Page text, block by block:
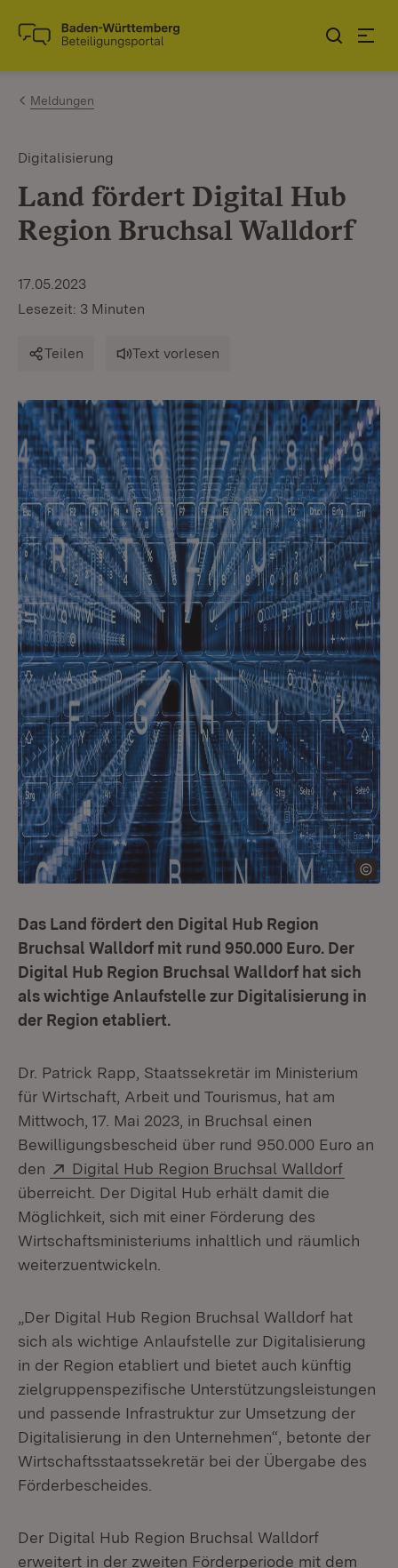
Zum Inhalt springen
Link zur Startseite
Meldungen
Digitalisierung
Land fördert Digital Hub
Region Bruchsal Walldorf
17.05.2023
Lesezeit: 3 Minuten
Teilen Text vorlesen
Das Land fördert den Digital Hub Region
Bruchsal Walldorf mit rund 950.000 Euro. Der
Digital Hub Region Bruchsal Walldorf hat sich
als wichtige Anlaufstelle zur Digitalisierung in
der Region etabliert.
Dr. Patrick Rapp, Staatssekretär im Ministerium
für Wirtschaft, Arbeit und Tourismus, hat am
Mittwoch, 17. Mai 2023, in Bruchsal einen
Bewilligungsbescheid über rund 950.000 Euro an
den
Extern:
Digital Hub Region Bruchsal Walldorf
überreicht. Der Digital Hub erhält damit die
Möglichkeit, sich mit einer Förderung des
Wirtschaftsministeriums inhaltlich und räumlich
weiterzuentwickeln.
„Der Digital Hub Region Bruchsal Walldorf hat
sich als wichtige Anlaufstelle zur Digitalisierung
in der Region etabliert und bietet auch künftig
zielgruppenspezifische Unterstützungsleistungen
und passende Infrastruktur zur Umsetzung der
Digitalisierung in den Unternehmen“, betonte der
Wirtschaftsstaatssekretär bei der Übergabe des
Förderbescheides.
Der Digital Hub Region Bruchsal Walldorf
erweitert in der zweiten Förderperiode mit dem